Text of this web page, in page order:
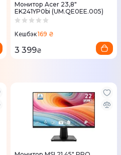
Монитор Acer 23,8"
EK241YP0bi (UM.QE0EE.005)
Кешбэк169 ₴
3 399₴